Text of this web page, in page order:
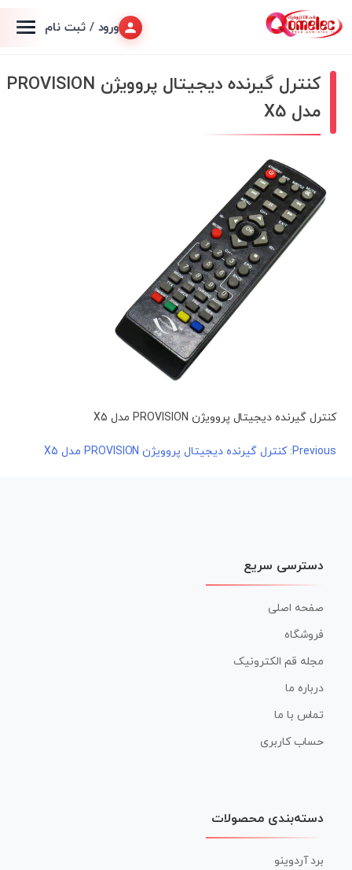
ورود / ثبت نام
کنترل گیرنده دیجیتال پروویژن PROVISION
مدل X5
کنترل گیرنده دیجیتال پروویژن PROVISION مدل X5
راهبری
Previous: کنترل گیرنده دیجیتال پروویژن PROVISION مدل X5
دسترسی سریع
صفحه اصلی
فروشگاه
مجله قم الکترونیک
درباره ما
تماس با ما
حساب کاربری
دسته‌بندی محصولات
برد آردوینو